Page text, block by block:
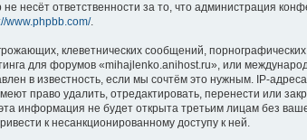
несёт ответственности за то, что администрация
www.phpbb.com/.
клеветнических сообщений,
для форумов «mihajlenko.anihost.ru», или
в известность, если мы сочтём это нужным. IP-
право удалить, отредактировать, перенести или
информация не будет открыта третьим лицам без
к несанкционированному доступу к ней.